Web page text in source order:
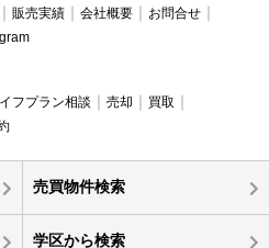
販売実績 会社概要
お問合せ
フプラン相談 売却
買取
売買物件検索
学区から検索